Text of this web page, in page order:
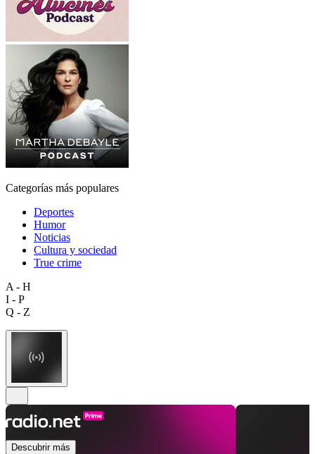
Categorías más populares
Deportes
Humor
Noticias
Cultura y sociedad
True crime
A - H
I - P
Q - Z
Descubrir más